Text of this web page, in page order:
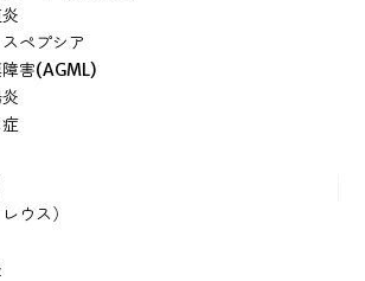
ペプシア
害(AGML)
ウス）